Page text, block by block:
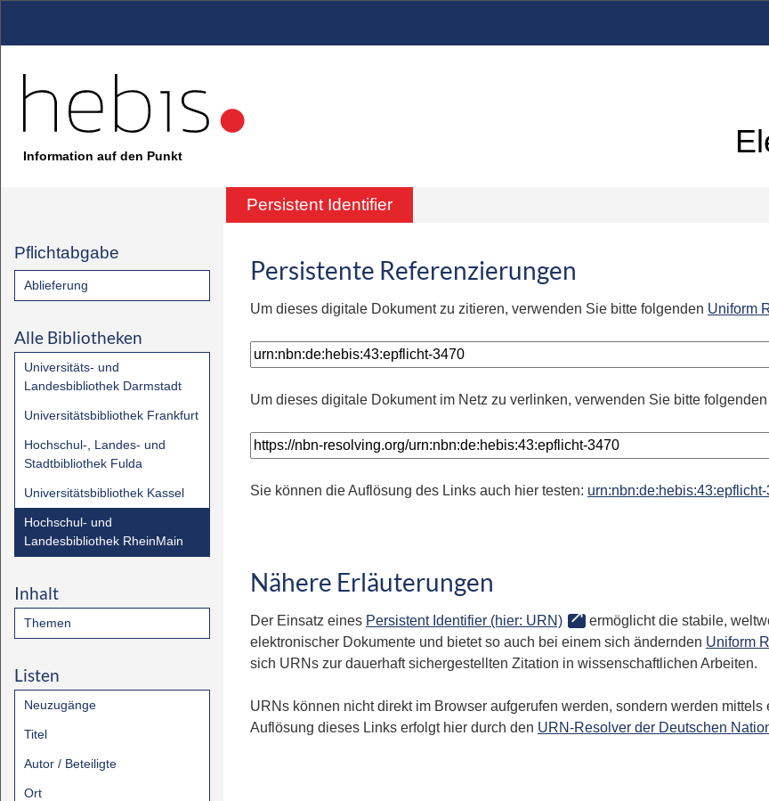
Information auf den Punkt
Persistent Identifier
Pflichtabgabe
Ablieferung
Alle Bibliotheken
Universitäts- und
Landesbibliothek Darmstadt
Universitätsbibliothek Frankfurt
Hochschul-, Landes- und
Stadtbibliothek Fulda
Universitätsbibliothek Kassel
Hochschul- und
Landesbibliothek RheinMain
Inhalt
Themen
Listen
Neuzugänge
Titel
Autor / Beteiligte
Ort
Persistente Referenzierungen
Um dieses digitale Dokument zu zitieren, verwenden Sie bitte folgenden Uniform
Um dieses digitale Dokument im Netz zu verlinken, verwenden Sie bitte folgenden
Sie können die Auflösung des Links auch hier testen:
Nähere Erläuterungen
Der Einsatz eines Persistent Identifier (hier: URN)
ermöglicht die stabile,
elektronischer Dokumente und bietet so auch bei einem sich ändernden Uniform
sich URNs zur dauerhaft sichergestellten Zitation in wissenschaftlichen Arbeiten.
URNs können nicht direkt im Browser aufgerufen werden, sondern werden
Auflösung dieses Links erfolgt hier durch den URN-Resolver der Deutschen